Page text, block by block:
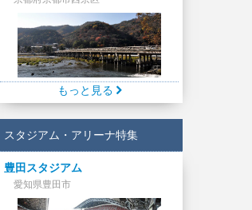
もっと見る
スタジアム・アリーナ特集
豊田スタジアム
愛知県豊田市